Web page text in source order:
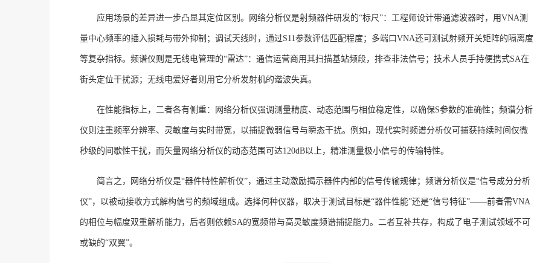
应用场景的差异进一步凸显其定位区别。网络分析仪是射频器件研发的“标尺”：工程师设计带通滤波器时，用VNA测
量中心频率的插入损耗与带外抑制；调试天线时，通过S11参数评估匹配程度；多端口VNA还可测试射频开关矩阵的隔离度
等复杂指标。频谱仪则是无线电管理的“雷达”：通信运营商用其扫描基站频段，排查非法信号；技术人员手持便携式SA在
街头定位干扰源；无线电爱好者则用它分析发射机的谐波失真。
在性能指标上，二者各有侧重：网络分析仪强调测量精度、动态范围与相位稳定性，以确保S参数的准确性；频谱分析
仪则注重频率分辨率、灵敏度与实时带宽，以捕捉微弱信号与瞬态干扰。例如，现代实时频谱分析仪可捕获持续时间仅微
秒级的间歇性干扰，而矢量网络分析仪的动态范围可达120dB以上，精准测量极小信号的传输特性。
简言之，网络分析仪是“器件特性解析仪”，通过主动激励揭示器件内部的信号传输规律；频谱分析仪是“信号成分分析
仪”，以被动接收方式解构信号的频域组成。选择何种仪器，取决于测试目标是“器件性能”还是“信号特征”——前者需VNA
的相位与幅度双重解析能力，后者则依赖SA的宽频带与高灵敏度频谱捕捉能力。二者互补共存，构成了电子测试领域不可
或缺的“双翼”。